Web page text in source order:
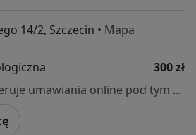
14/2, Szczecin • Mapa
300 zł
Specjalista nie oferuje umawiania online pod tym adresem.